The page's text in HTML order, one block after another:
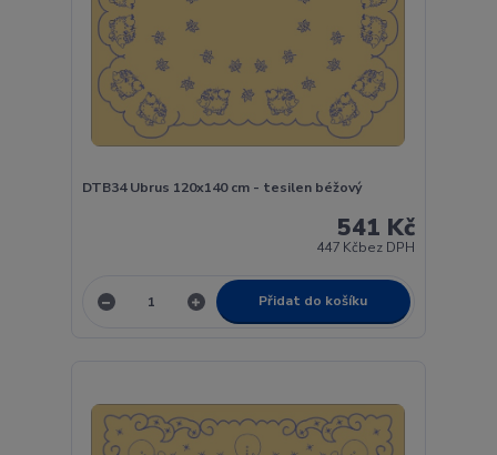
DTB34 Ubrus 120x140 cm - tesilen béžový
541 Kč
447 Kčbez DPH
Přidat do košíku